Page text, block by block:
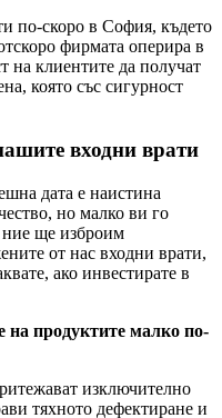
по-скоро в София, където
фирмата оперира в
на клиентите да получат
която със сигурност
входни врати
дата е наистина
но малко ви го
ние ще изброим
от нас входни врати,
ако инвестирате в
на продуктите малко по-
изключително
тяхното дефектиране и